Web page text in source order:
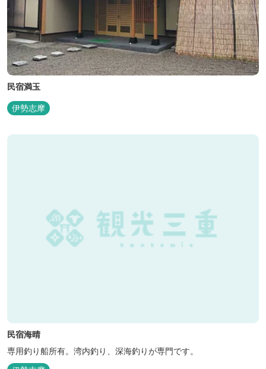
民宿満玉
伊勢志摩
民宿海晴
専用釣り船所有。湾内釣り、深海釣りが専門です。